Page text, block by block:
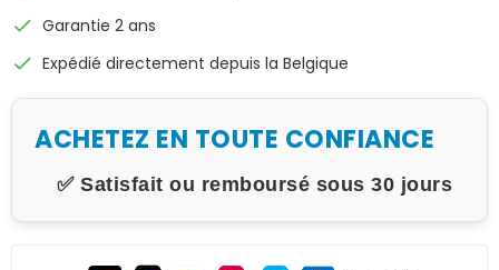
check Garantie 2 ans
check Expédié directement depuis la Belgique
ACHETEZ EN TOUTE CONFIANCE
✅ Satisfait ou remboursé sous 30 jours